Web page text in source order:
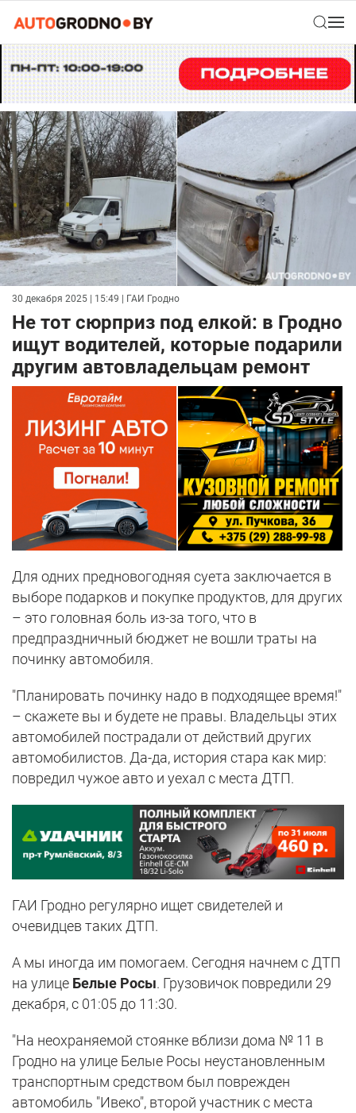
30 декабря 2025 | 15:49 | ГАИ Гродно
Не тот сюрприз под елкой: в Гродно
ищут водителей, которые подарили
другим автовладельцам ремонт
Для одних предновогодняя суета заключается в
выборе подарков и покупке продуктов, для других
– это головная боль из-за того, что в
предпраздничный бюджет не вошли траты на
починку автомобиля.
"Планировать починку надо в подходящее время!"
– скажете вы и будете не правы. Владельцы этих
автомобилей пострадали от действий других
автомобилистов. Да-да, история стара как мир:
повредил чужое авто и уехал с места ДТП.
ГАИ Гродно регулярно ищет свидетелей и
очевидцев таких ДТП.
А мы иногда им помогаем. Сегодня начнем с ДТП
на улице Белые Росы. Грузовичок повредили 29
декабря, с 01:05 до 11:30.
"На неохраняемой стоянке вблизи дома № 11 в
Гродно на улице Белые Росы неустановленным
транспортным средством был поврежден
автомобиль "Ивеко", второй участник с места